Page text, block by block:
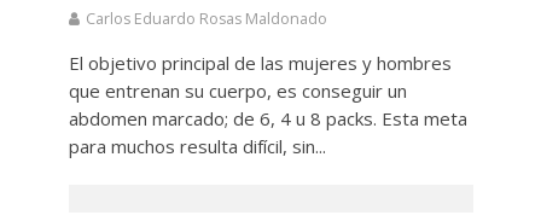
Carlos Eduardo Rosas Maldonado
El objetivo principal de las mujeres y hombres
que entrenan su cuerpo, es conseguir un
abdomen marcado; de 6, 4 u 8 packs. Esta meta
para muchos resulta difícil, sin...